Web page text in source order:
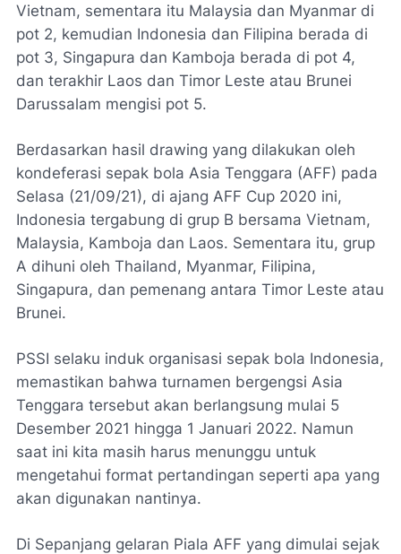
Vietnam, sementara itu Malaysia dan Myanmar di
pot 2, kemudian Indonesia dan Filipina berada di
pot 3, Singapura dan Kamboja berada di pot 4,
dan terakhir Laos dan Timor Leste atau Brunei
Darussalam mengisi pot 5.
Berdasarkan hasil drawing yang dilakukan oleh
kondeferasi sepak bola Asia Tenggara (AFF) pada
Selasa (21/09/21), di ajang AFF Cup 2020 ini,
Indonesia tergabung di grup B bersama Vietnam,
Malaysia, Kamboja dan Laos. Sementara itu, grup
A dihuni oleh Thailand, Myanmar, Filipina,
Singapura, dan pemenang antara Timor Leste atau
Brunei.
PSSI selaku induk organisasi sepak bola Indonesia,
memastikan bahwa turnamen bergengsi Asia
Tenggara tersebut akan berlangsung mulai 5
Desember 2021 hingga 1 Januari 2022. Namun
saat ini kita masih harus menunggu untuk
mengetahui format pertandingan seperti apa yang
akan digunakan nantinya.
Di Sepanjang gelaran Piala AFF yang dimulai sejak